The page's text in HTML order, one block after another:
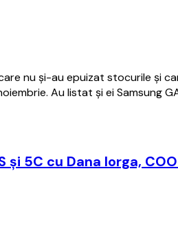
nu și-au epuizat stocurile și
Au listat și ei Samsung
și 5C cu Dana Iorga,